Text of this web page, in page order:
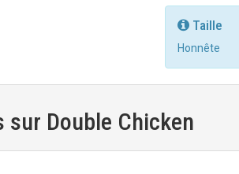
Taille
Honnête
sur Double Chicken